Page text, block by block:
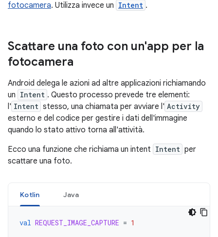
fotocamera. Utilizza invece un Intent .
Scattare una foto con un'app per la
fotocamera
Android delega le azioni ad altre applicazioni richiamando
un Intent . Questo processo prevede tre elementi:
l' Intent stesso, una chiamata per avviare l' Activity
esterno e del codice per gestire i dati dell'immagine
quando lo stato attivo torna all'attività.
Ecco una funzione che richiama un intent Intent per
scattare una foto.
Kotlin Java
val REQUEST_IMAGE_CAPTURE = 1